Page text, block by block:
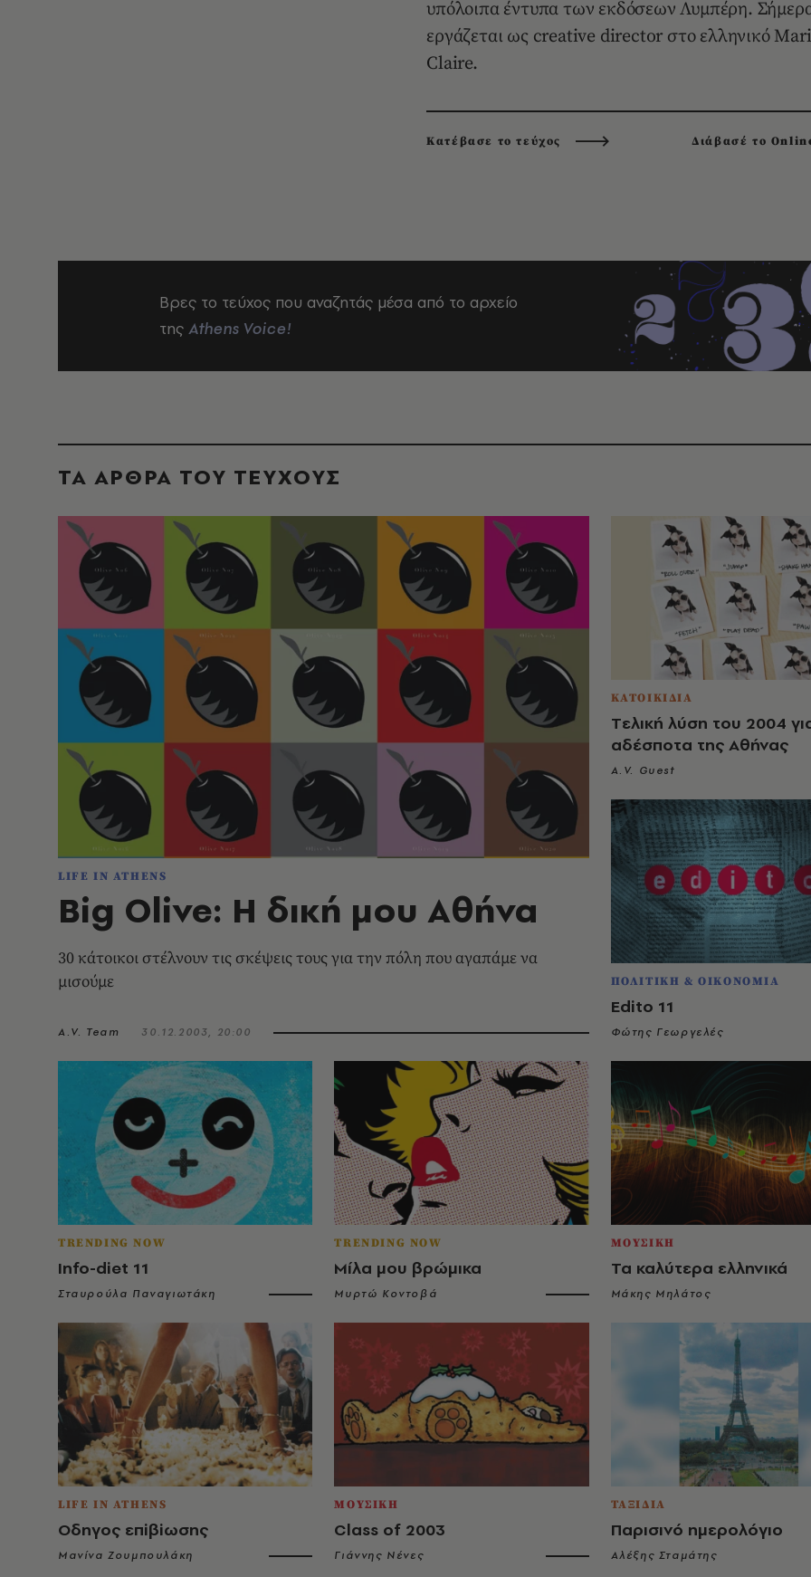
υπόλοιπα έντυπα των εκδόσεων Λυμπέρη.
εργάζεται ως creative director στο ελληνικό
Claire.
Κατέβασε το τεύχος Διάβασέ το
Βρες το τεύχος που αναζητάς μέσα από το αρχείο
της Athens Voice!
ΤΑ ΑΡΘΡΑ ΤΟΥ ΤΕΥΧΟΥΣ
LIFE IN ATHENS
Big Olive: H δική μου Aθήνα
30 κάτοικοι στέλνουν τις σκέψεις τους για την πόλη που αγαπάμε να
μισούμε
A.V. Team 30.12.2003, 20:00
ΚΑΤΟΙΚΙΔΙΑ
Tελική λύση του 2004
αδέσποτα της Aθήνας
A.V. Guest
ΠΟΛΙΤΙΚΗ & ΟΙΚΟΝΟΜΙΑ
Edito 11
Φώτης Γεωργελές
TRENDING NOW
Info-diet 11
Σταυρούλα Παναγιωτάκη
TRENDING NOW
Μίλα μου βρώμικα
Μυρτώ Κοντοβά
ΜΟΥΣΙΚΗ
Τα καλύτερα ελληνικά
Μάκης Μηλάτος
LIFE IN ATHENS
Oδηγoς επiβiωσης
Μανίνα Ζουμπουλάκη
ΜΟΥΣΙΚΗ
Class of 2003
Γιάννης Νένες
ΤΑΞΙΔΙΑ
Παρισινό ημερολόγιο
Αλέξης Σταμάτης